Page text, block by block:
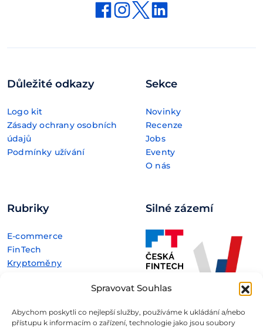
Spravovat Souhlas
Abychom poskytli co nejlepší služby, používáme k ukládání a/nebo
přístupu k informacím o zařízení, technologie jako jsou soubory
Důležité odkazy
Logo kit
Zásady ochrany osobních
údajů
Podmínky užívání
Sekce
Novinky
Recenze
Jobs
Eventy
O nás
Rubriky
E-commerce
FinTech
Kryptoměny
Silné zázemí